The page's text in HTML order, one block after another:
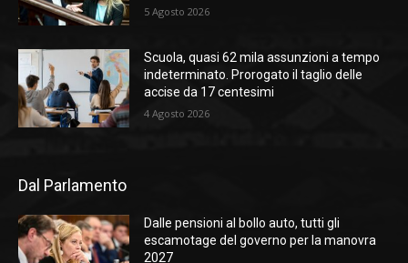
5 Agosto 2026
Scuola, quasi 62 mila assunzioni a tempo
indeterminato. Prorogato il taglio delle
accise da 17 centesimi
4 Agosto 2026
Dal Parlamento
Dalle pensioni al bollo auto, tutti gli
escamotage del governo per la manovra
2027